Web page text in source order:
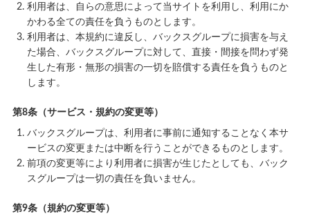
利用者は、自らの意思によって当サイトを利用し、利用にか
かわる全ての責任を負うものとします。
利用者は、本規約に違反し、バックスグループに損害を与え
た場合、バックスグループに対して、直接・間接を問わず発
生した有形・無形の損害の一切を賠償する責任を負うものと
します。
第8条（サービス・規約の変更等）
バックスグループは、利用者に事前に通知することなく本サ
ービスの変更または中断を行うことができるものとします。
前項の変更等により利用者に損害が生じたとしても、バック
スグループは一切の責任を負いません。
第9条（規約の変更等）